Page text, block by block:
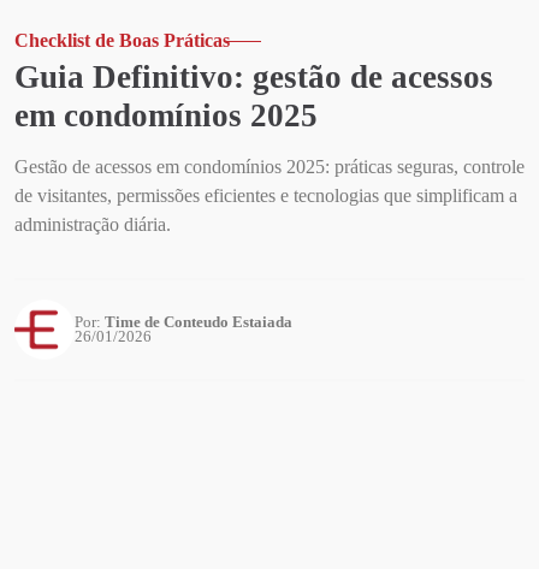
Checklist de Boas Práticas
Guia Definitivo: gestão de acessos
em condomínios 2025
Gestão de acessos em condomínios 2025: práticas seguras, controle
de visitantes, permissões eficientes e tecnologias que simplificam a
administração diária.
Por: Time de Conteudo Estaiada
26/01/2026